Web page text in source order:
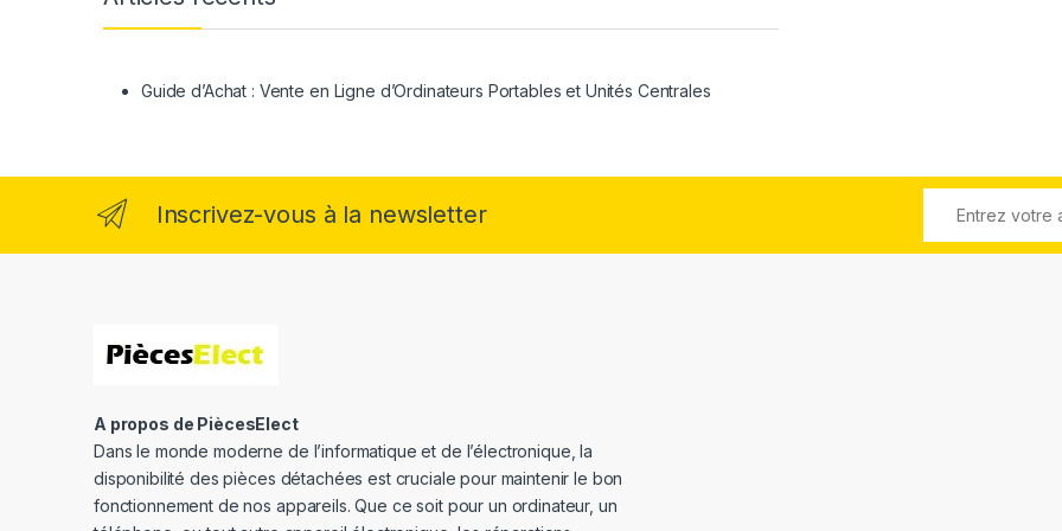
Guide d’Achat : Vente en Ligne d’Ordinateurs Portables et Unités Centrales
Inscrivez-vous à la newsletter
A propos de PiècesElect
Dans le monde moderne de l’informatique et de l’électronique, la
disponibilité des pièces détachées est cruciale pour maintenir le bon
fonctionnement de nos appareils. Que ce soit pour un ordinateur, un